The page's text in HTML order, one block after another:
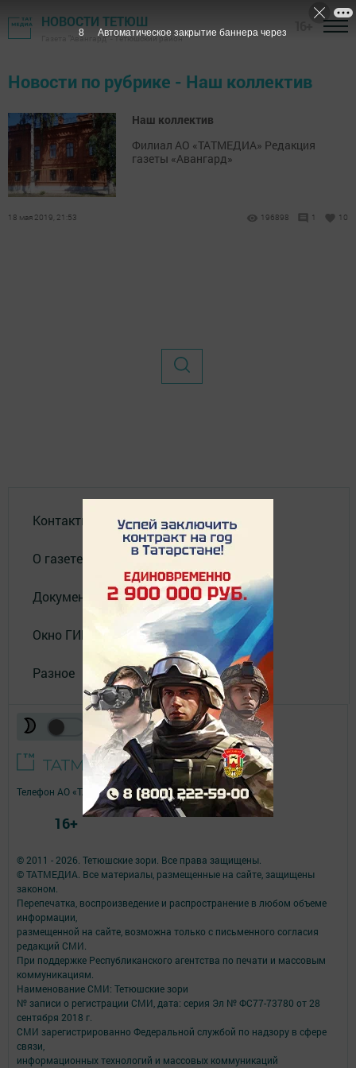
НОВОСТИ ТЕТЮШ
Газета "Авангард" - Тетюшский район
Новости по рубрике - Наш коллектив
Наш коллектив
Филиал АО «ТАТМЕДИА» Редакция
газеты «Авангард»
18 мая 2019, 21:53 196898 1 10
Контакты
О газете
Документы
Окно ГИБДД
Разное
© 2011 - 2026. Тетюшские зори. Все права защищены.
© ТАТМЕДИА. Все материалы, размещенные на сайте, защищены
законом.
Перепечатка, воспроизведение и распространение в любом объеме
информации,
размещенной на сайте, возможна только с письменного согласия
редакций СМИ.
При поддержке Республиканского агентства по печати и массовым
коммуникациям.
Наименование СМИ: Тетюшские зори
№ записи о регистрации СМИ, дата: серия Эл № ФС77-73780 от 28
сентября 2018 г.
СМИ зарегистрированно Федеральной службой по надзору в сфере
связи,
информационных технологий и массовых коммуникаций
Телефон АО «ТАТМЕДИА»:(843) 222 09 84
16+
7 Автоматическое закрытие баннера через